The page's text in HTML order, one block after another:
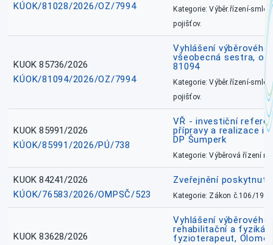
KÚOK/81028/2026/OZ/7994
Kategorie: Výběr.řízení-
pojišťov.
KUOK 85736/2026
KÚOK/81094/2026/OZ/7994
Vyhlášení
všeobecná sestra,
81094
Kategorie: Výběr.řízení-
pojišťov.
KUOK 85991/2026
KÚOK/85991/2026/PÚ/738
VŘ - investiční
přípravy a realizace
DP Šumperk
Kategorie: Výběrová řízení
KUOK 84241/2026
KÚOK/76583/2026/OMPSČ/523
Zveřejnění
Kategorie: Zákon č.106/1999
KUOK 83628/2026
Vyhlášení
rehabilitační a
fyzioterapeut,